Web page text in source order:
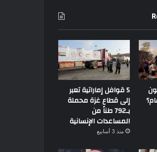
5 قوافل إماراتية تعبر
إلى قطاع غزة محملة
بـ792 طناً من
المساعدات الإنسانية
منذ 3 أسابيع